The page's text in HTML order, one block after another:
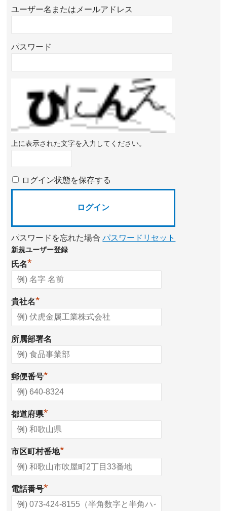
ユーザー名またはメールアドレス
パスワード
上に表示された文字を入力してください。
ログイン状態を保存する
パスワードを忘れた場合パスワードリセット
新規ユーザー登録
氏名*
貴社名*
所属部署名
郵便番号*
都道府県*
市区町村番地*
電話番号*